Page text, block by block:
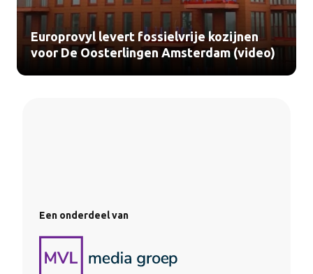
Europrovyl levert fossielvrije kozijnen
voor De Oosterlingen Amsterdam (video)
Een onderdeel van